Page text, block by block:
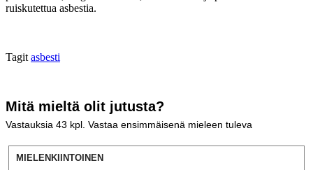
ruiskutettua asbestia.
Tagit asbesti
Mitä mieltä olit jutusta?
Vastauksia 43 kpl. Vastaa ensimmäisenä mieleen tuleva
MIELENKIINTOINEN